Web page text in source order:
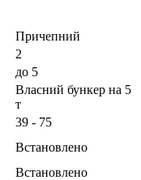
Причепний
2
до 5
Власний бункер на 5
т
39 - 75
Встановлено
Встановлено